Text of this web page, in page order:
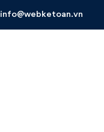
info@webketoan.vn
Ưu đãi khách hàng khi